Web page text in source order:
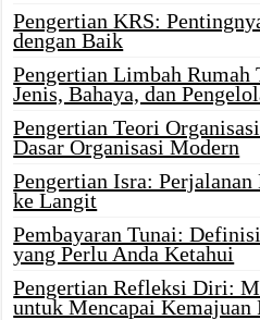
Pengertian KRS:
dengan Baik
Pengertian Limbah Rumah
Jenis, Bahaya, dan
Pengertian Teori
Dasar Organisasi Modern
Pengertian Isra:
ke Langit
Pembayaran Tunai:
yang Perlu Anda Ketahui
Pengertian Refleksi Diri:
untuk Mencapai Kemajuan